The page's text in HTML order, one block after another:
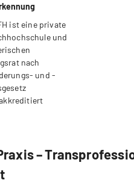
ist eine private
und
nach
und -
–